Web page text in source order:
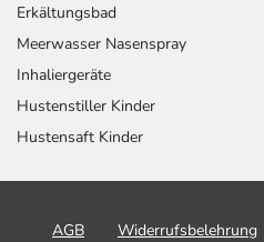
Erkältungsbad
Meerwasser Nasenspray
Inhaliergeräte
Hustenstiller Kinder
Hustensaft Kinder
AGB Widerrufsbelehrung